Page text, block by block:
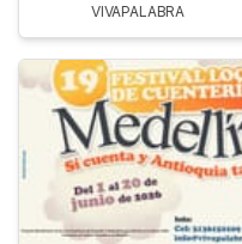
VIVAPALABRA